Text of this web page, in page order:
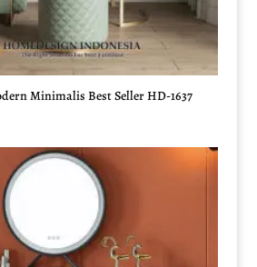
Minimalis Best Seller HD-1637